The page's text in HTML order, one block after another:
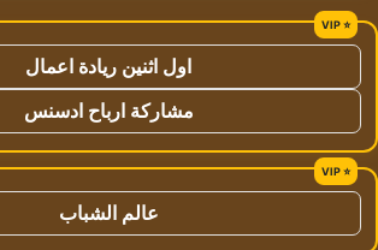
اول اثنين ريادة اعمال
مشاركة ارباح ادسنس
عالم الشباب